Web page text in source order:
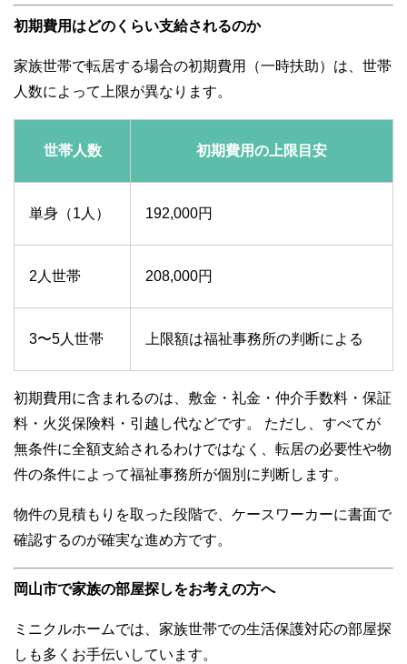
初期費用はどのくらい支給されるのか
家族世帯で転居する場合の初期費用（一時扶助）は、世帯
人数によって上限が異なります。
世帯人数 初期費用の上限目安
単身（1人） 192,000円
2人世帯 208,000円
3〜5人世帯 上限額は福祉事務所の判断による
初期費用に含まれるのは、敷金・礼金・仲介手数料・保証
料・火災保険料・引越し代などです。 ただし、すべてが
無条件に全額支給されるわけではなく、転居の必要性や物
件の条件によって福祉事務所が個別に判断します。
物件の見積もりを取った段階で、ケースワーカーに書面で
確認するのが確実な進め方です。
岡山市で家族の部屋探しをお考えの方へ
ミニクルホームでは、家族世帯での生活保護対応の部屋探
しも多くお手伝いしています。